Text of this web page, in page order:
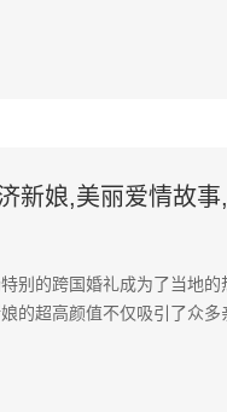
新娘,美丽爱情故
别的跨国婚礼成为了当地
的超高颜值不仅吸引了众